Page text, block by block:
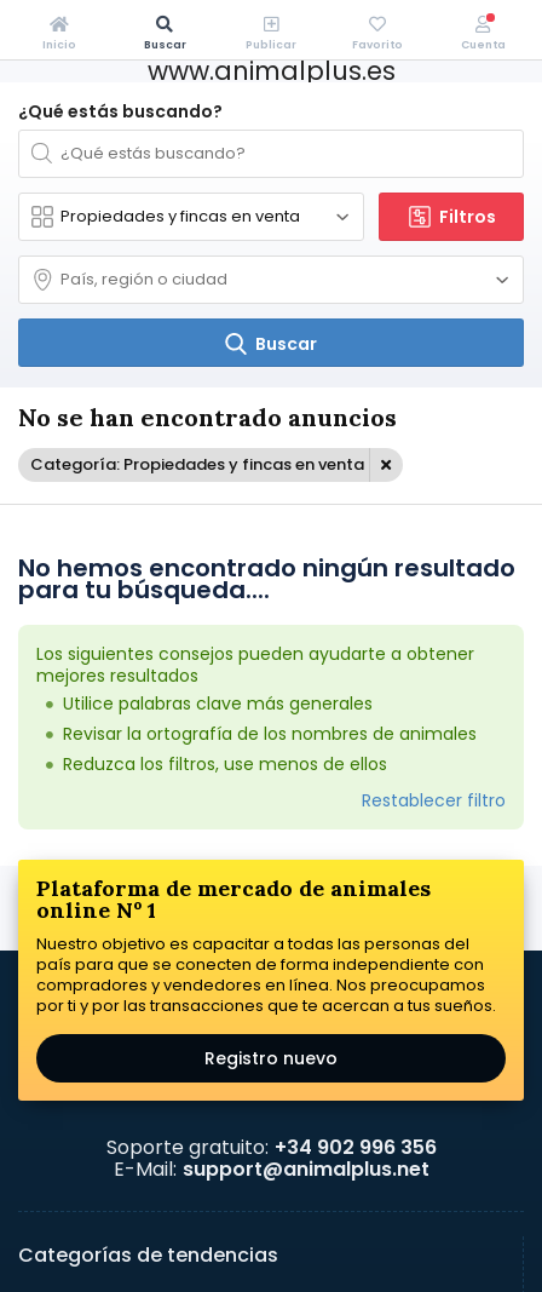
www.animalplus.es
¿Qué estás buscando?
Filtros
Buscar
No se han encontrado anuncios
Categoría: Propiedades y fincas en venta
No hemos encontrado ningún resultado
para tu búsqueda....
Los siguientes consejos pueden ayudarte a obtener
mejores resultados
Utilice palabras clave más generales
Revisar la ortografía de los nombres de animales
Reduzca los filtros, use menos de ellos
Restablecer filtro
Plataforma de mercado de animales
online Nº 1
Nuestro objetivo es capacitar a todas las personas del
país para que se conecten de forma independiente con
compradores y vendedores en línea. Nos preocupamos
por ti y por las transacciones que te acercan a tus sueños.
Registro nuevo
Soporte gratuito: +34 902 996 356
E-Mail: support@animalplus.net
Categorías de tendencias
Inicio Buscar Publicar Favorito Cuenta